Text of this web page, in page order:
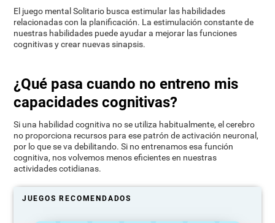
El juego mental Solitario busca estimular las habilidades
relacionadas con la planificación. La estimulación constante de
nuestras habilidades puede ayudar a mejorar las funciones
cognitivas y crear nuevas sinapsis.
¿Qué pasa cuando no entreno mis
capacidades cognitivas?
Si una habilidad cognitiva no se utiliza habitualmente, el cerebro
no proporciona recursos para ese patrón de activación neuronal,
por lo que se va debilitando. Si no entrenamos esa función
cognitiva, nos volvemos menos eficientes en nuestras
actividades cotidianas.
JUEGOS RECOMENDADOS